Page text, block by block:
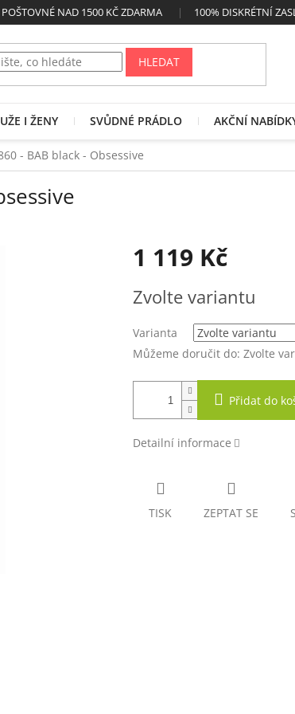
POŠTOVNÉ NAD 1500 KČ ZDARMA 100% DISKRÉTNÍ
HLEDAT
I ŽENY SVŮDNÉ PRÁDLO AKČNÍ
- BAB black - Obsessive
1 119 Kč
cena:
Zvolte variantu
Varianta
Můžeme doručit do: Zvolte
Přidat do
Detailní informace
TISK ZEPTAT SE